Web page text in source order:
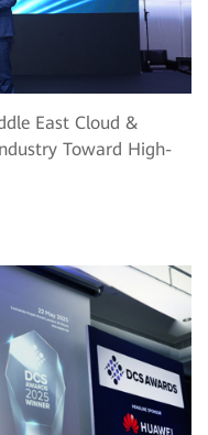
East Cloud &
Toward High-